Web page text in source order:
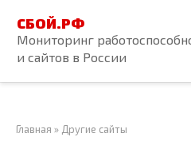
контенту
СБОЙ.РФ
Мониторинг
и сайтов в России
Главная » Другие сайты